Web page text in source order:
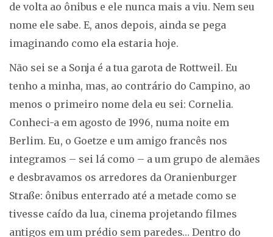
de volta ao ônibus e ele nunca mais a viu. Nem seu
nome ele sabe. E, anos depois, ainda se pega
imaginando como ela estaria hoje.
Não sei se a Sonja é a tua garota de Rottweil. Eu
tenho a minha, mas, ao contrário do Campino, ao
menos o primeiro nome dela eu sei: Cornelia.
Conheci-a em agosto de 1996, numa noite em
Berlim. Eu, o Goetze e um amigo francês nos
integramos – sei lá como – a um grupo de alemães
e desbravamos os arredores da Oranienburger
Straße: ônibus enterrado até a metade como se
tivesse caído da lua, cinema projetando filmes
antigos em um prédio sem paredes… Dentro do